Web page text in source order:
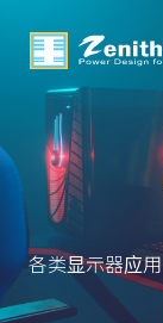
各类显示器应